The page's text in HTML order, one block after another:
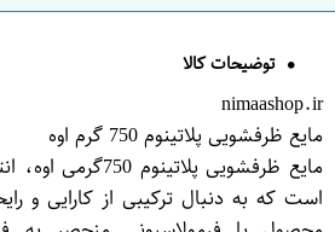
توضیحات کالا
nimaashop.ir
مایع ظرفشویی پلاتینوم 750 گرم اوه
مایع ظرفشویی
است که به دنبال ترکیبی از کارایی و